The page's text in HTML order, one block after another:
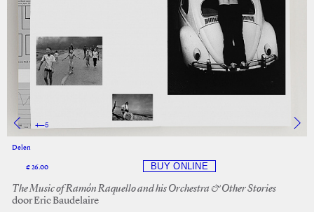
4—5
Delen
€ 26.00
The Music of Ramón Raquello and his Orchestra & Other Stories
door Eric Baudelaire